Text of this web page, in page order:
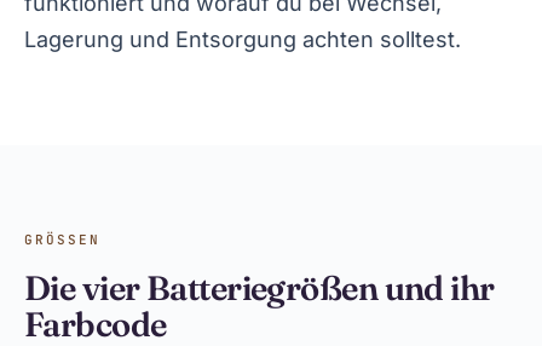
Lagerung und Entsorgung achten solltest.
GRÖSSEN
Die vier Batteriegrößen und ihr
Farbcode